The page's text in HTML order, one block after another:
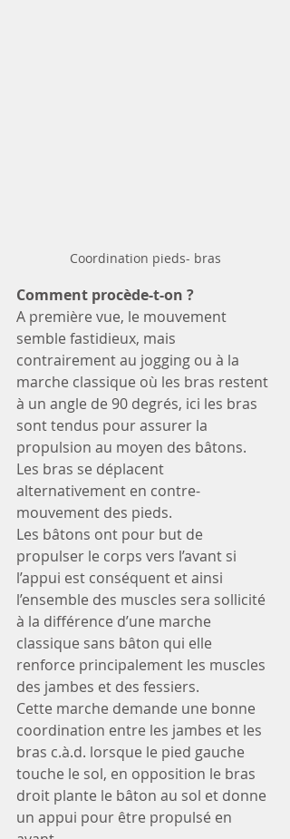
Coordination pieds- bras
Comment procède-t-on ?
A première vue, le mouvement
semble fastidieux, mais
contrairement au jogging ou à la
marche classique où les bras restent
à un angle de 90 degrés, ici les bras
sont tendus pour assurer la
propulsion au moyen des bâtons.
Les bras se déplacent
alternativement en contre-
mouvement des pieds.
Les bâtons ont pour but de
propulser le corps vers l’avant si
l’appui est conséquent et ainsi
l’ensemble des muscles sera sollicité
à la différence d’une marche
classique sans bâton qui elle
renforce principalement les muscles
des jambes et des fessiers.
Cette marche demande une bonne
coordination entre les jambes et les
bras c.à.d. lorsque le pied gauche
touche le sol, en opposition le bras
droit plante le bâton au sol et donne
un appui pour être propulsé en